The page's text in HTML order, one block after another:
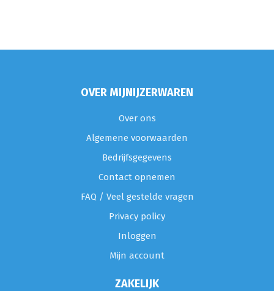
OVER MIJNIJZERWAREN
Over ons
Algemene voorwaarden
Bedrijfsgegevens
Contact opnemen
FAQ / Veel gestelde vragen
Privacy policy
Inloggen
Mijn account
ZAKELIJK